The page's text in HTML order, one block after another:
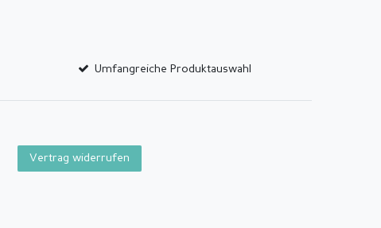
Umfangreiche Produktauswahl
Vertrag widerrufen